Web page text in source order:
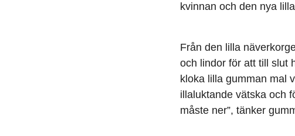
kvinnan och den nya
Från den lilla
och lindor för att till slut
kloka lilla gumman mal
illaluktande vätska och
måste ner”, tänker